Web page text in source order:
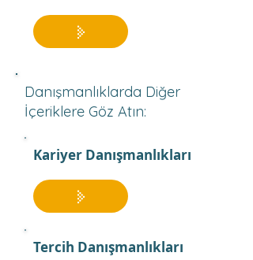
Danışmanlıklarda Diğer
İçeriklere Göz Atın:
Kariyer Danışmanlıkları
Tercih Danışmanlıkları